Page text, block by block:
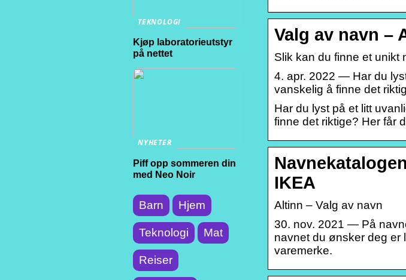
Valg av navn –
Slik kan du finne et unikt
4. apr. 2022 — Har du
vanskelig å finne det
Har du lyst på et litt
finne det riktige? Her får
IKEA
Altinn – Valg av navn
30. nov. 2021 — På
navnet du ønsker deg er
varemerke.
TEKNOLOGI
Kjøp laboratorieutstyr
på nettet
NYHETER
Piff opp sommeren din
med Neo Noir
Barn Hjem
Teknologi Mat
Reiser